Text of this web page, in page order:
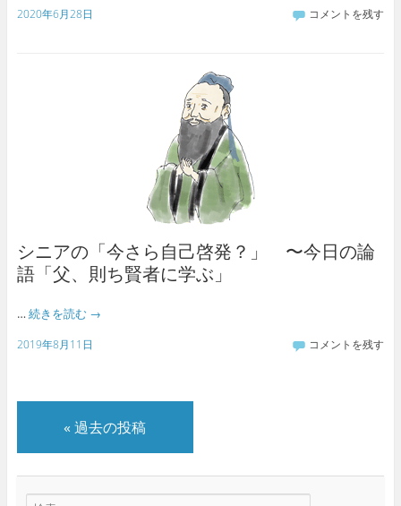
2020年6月28日 コメントを残す
シニアの「今さら自己啓発？」 〜今日の論
語「父、則ち賢者に学ぶ」
… 続きを読む →
2019年8月11日 コメントを残す
« 過去の投稿